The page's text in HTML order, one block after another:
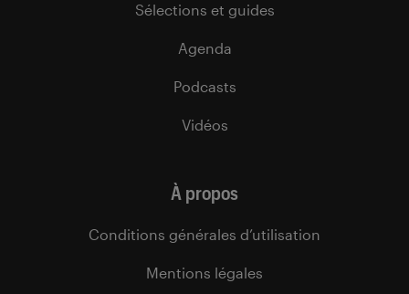
Sélections et guides
Agenda
Podcasts
Vidéos
À propos
Conditions générales d’utilisation
Mentions légales